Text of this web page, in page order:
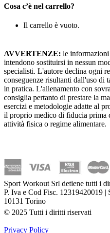
Cosa c’è nel carrello?
Il carrello è vuoto.
AVVERTENZE: le informazioni
intendono sostituirsi in nessun
specialisti. L'autore declina ogni
conseguenze risultanti dall'uso di
in pratica. L'allenamento con
consiglia pertanto di prestare la
esercizi e metodologie adatte al
il proprio medico di fiducia prima
attività fisica o regime alimentare.
Sport Workout Srl detiene tutti i
P. Iva e Cod Fisc. 12319420019
10131 Torino
© 2025 Tutti i diritti riservati
Privacy Policy